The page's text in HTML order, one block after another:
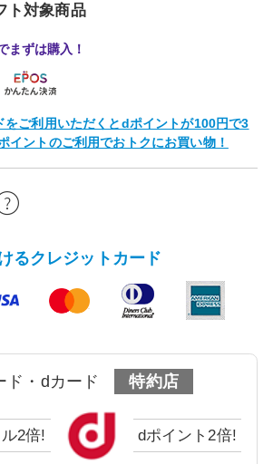
ト対象商品
まずは購入！
をご利用いただくとdポイントが100円で3
イントのご利用でおトクにお買い物！
るクレジットカード
ド・dカード 特約店
2倍! dポイント2倍!